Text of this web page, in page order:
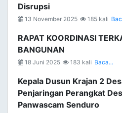
Disrupsi
13 November 2025 185 kali
RAPAT KOORDINASI
BANGUNAN
18 Juni 2025 183 kali Baca...
Kepala Dusun Krajan 2
Penjaringan Perangkat
Panwascam Senduro